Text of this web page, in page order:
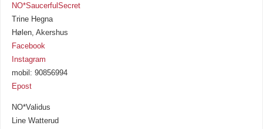
NO*SaucerfulSecret
Trine Hegna
Hølen, Akershus
Facebook
Instagram
mobil: 90856994
Epost
NO*Validus
Line Watterud